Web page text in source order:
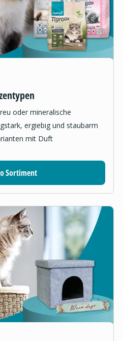
oder mineralische
ergiebig und staubarm
mit Duft
Sortiment